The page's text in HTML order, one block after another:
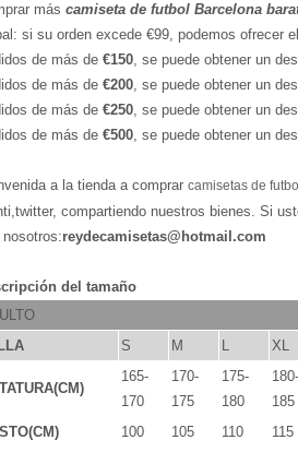
más camiseta de futbol Barcelona
si su orden excede €99, podemos ofrecer
de más de €150 , se puede obtener un
de más de €200 , se puede obtener un
de más de €250 , se puede obtener un
de más de €500 , se puede obtener un
a la tienda a comprar camisetas de
compartiendo nuestros bienes. Si
reydecamisetas@hotmail.com
del tamaño
S M L XL
165-
170
170-
175
175-
180
180-
185
100 105 110
115